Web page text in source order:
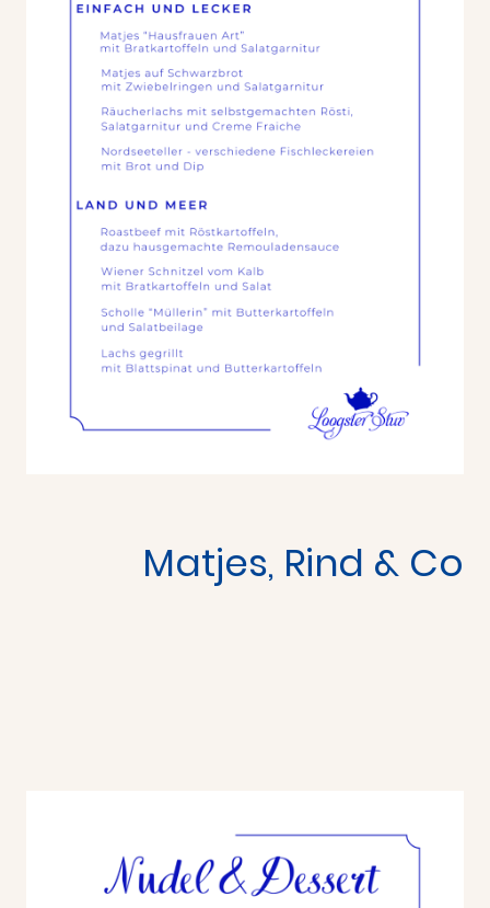
Matjes, Rind & Co